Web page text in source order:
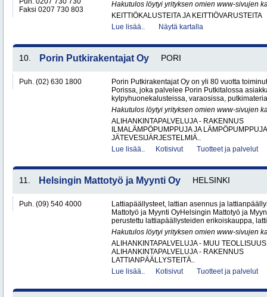
Faksi 0207 730 803
Hakutulos löytyi yrityksen omien www-sivujen
KEITTIÖKALUSTEITA JA KEITTIÖVARUSTEITA
Lue lisää..
Näytä kartalla
10. Porin Putkirakentajat Oy PORI
Puh. (02) 630 1800
Porin Putkirakentajat Oy on yli 80 vuotta
Porissa, joka palvelee Porin Putkitalossa
kylpyhuonekalusteissa, varaosissa,
Hakutulos löytyi yrityksen omien www-sivujen
ALIHANKINTAPALVELUJA - RAKENNUS
ILMALÄMPÖPUMPPUJA JA LÄMPÖPUMPPUJA
JÄTEVESIJÄRJESTELMIÄ..
Lue lisää..
Kotisivut Tuotteet ja palvelut
11. Helsingin Mattotyö ja Myynti Oy HELSINKI
Puh. (09) 540 4000
Lattiapäällysteet, lattian asennus ja
Mattotyö ja Myynti OyHelsingin Mattotyö ja
perustettu lattiapäällysteiden erikoiskauppa,
Hakutulos löytyi yrityksen omien www-sivujen
ALIHANKINTAPALVELUJA - MUU TEOLLISUUS
ALIHANKINTAPALVELUJA - RAKENNUS
LATTIANPÄÄLLYSTEITÄ..
Lue lisää..
Kotisivut Tuotteet ja palvelut